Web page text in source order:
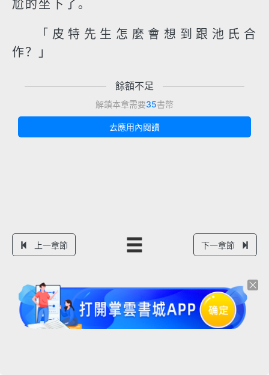
尬的坐下了。
「皮特先生怎麼會想到跟池氏合
作？」
餘額不足
解鎖本章需要35書幣
去應用內閱讀
上一章節 下一章節